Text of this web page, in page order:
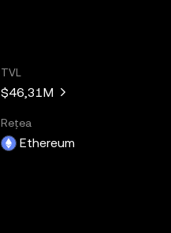
TVL
$46,31M
Rețea
Ethereum